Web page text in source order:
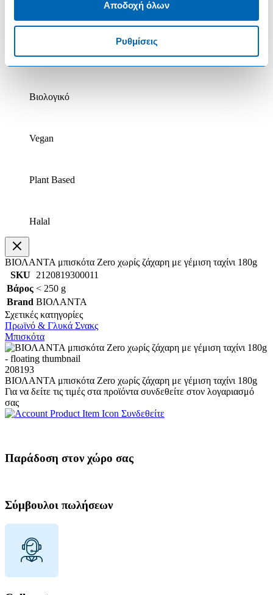
Αποδοχή όλων
Ρυθμίσεις
Χωρίς Λακτόζη
Βιολογικό
Vegan
Plant Based
Halal
ΒΙΟΛΑΝΤΑ μπισκότα Zero χωρίς ζάχαρη με γέμιση ταχίνι 180g
SKU
2120819300011
Βάρος < 250 g
Brand ΒΙΟΛΑΝΤΑ
Σχετικές κατηγορίες
Πρωϊνό & Γλυκά Σνακς
Μπισκότα
208193
ΒΙΟΛΑΝΤΑ μπισκότα Zero χωρίς ζάχαρη με γέμιση ταχίνι 180g
Για να δείτε τις τιμές στα προϊόντα συνδεθείτε στον λογαριασμό
σας
Συνδεθείτε
Παράδοση στον χώρο σας
Σύμβουλοι πωλήσεων